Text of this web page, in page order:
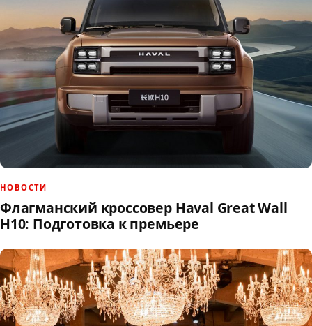
НОВОСТИ
Флагманский кроссовер Haval Great Wall
H10: Подготовка к премьере